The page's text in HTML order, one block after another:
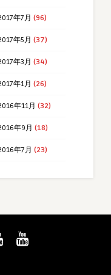
年7月 (96)
年5月 (37)
年3月 (34)
年1月 (26)
年11月 (32)
年9月 (18)
年7月 (23)